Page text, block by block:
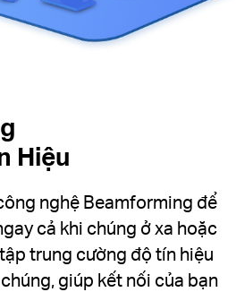
Hiệu
nghệ Beamforming để
cả khi chúng ở xa hoặc
trung cường độ tín hiệu
giúp kết nối của bạn